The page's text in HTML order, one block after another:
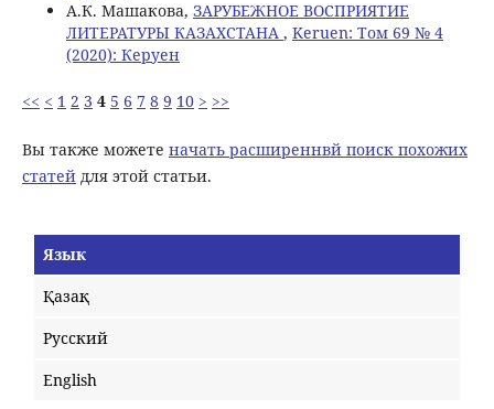
А.К. Машакова, ЗАРУБЕЖНОЕ ВОСПРИЯТИЕ
ЛИТЕРАТУРЫ КАЗАХСТАНА , Keruen: Том 69 № 4
(2020): Керуен
<< < 1 2 3 4 5 6 7 8 9 10 > >>
Вы также можете начать расширеннвй поиск похожих
статейдля этой статьи.
Язык
Қазақ
Русский
English